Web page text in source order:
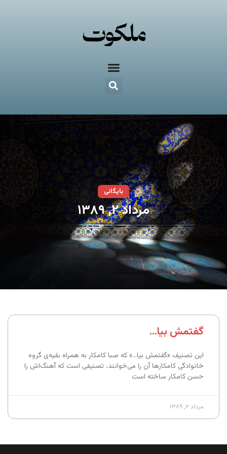
بایگانی
مرداد ۲, ۱۳۸۹
گفتمش بیا…
این تصنیف «گفتمش بیا…» که صبا کامکار به همراه بقیه‌ی گروه
خانوادگی کامکارها آن را می‌خوانند، تصنیفی است که آهنگ‌اش را
حسن کامکار ساخته است
مرداد ۲, ۱۳۸۹